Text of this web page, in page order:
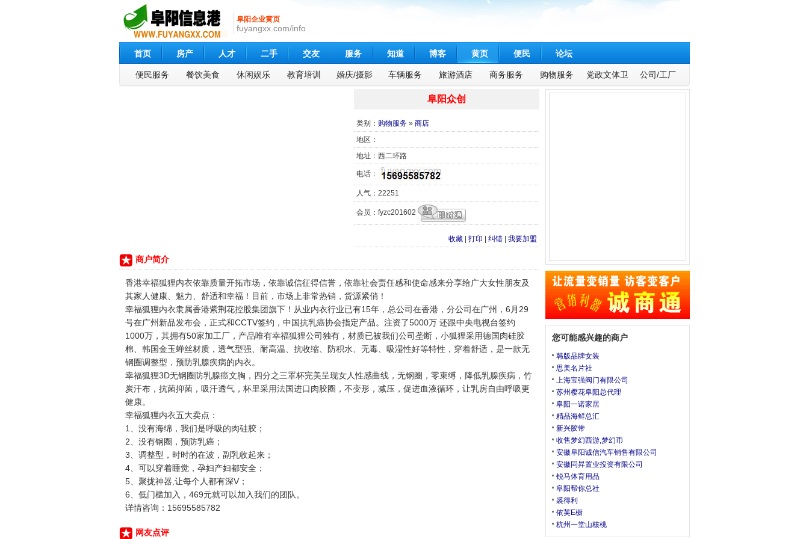
阜阳企业黄页
fuyangxx.com/info
首页 房产 人才 二手 交友 服务 知道 博客 黄页 便民 论坛
便民服务 餐饮美食 休闲娱乐 教育培训 婚庆/摄影 车辆服务 旅游酒店 商务服务 购物服务 党政文体卫 公司/工厂
阜阳众创
类别： 购物服务 » 商店
地区：
地址：西二环路
电话：
人气：22251
会员：fyzc201602
收藏 打印 纠错 我要加盟
商户简介
香港幸福狐狸内衣依靠质量开拓市场，依靠诚信征得信誉，依靠社会责任感和使命感来分享给广大女性朋友及
其家人健康、魅力、舒适和幸福！目前，市场上非常热销，货源紧俏！
幸福狐狸内衣隶属香港紫荆花控股集团旗下！从业内衣行业已有15年，总公司在香港，分公司在广州，6月29
号在广州新品发布会，正式和CCTV签约，中国抗乳癌协会指定产品。注资了5000万 还跟中央电视台签约
1000万，其拥有50家加工厂，产品唯有幸福狐狸公司独有，材质已被我们公司垄断，小狐狸采用德国肉硅胶
棉、韩国金玉蝉丝材质，透气型强、耐高温、抗收缩、防积水、无毒、吸湿性好等特性，穿着舒适，是一款无
钢圈调整型，预防乳腺疾病的内衣。
幸福狐狸3D无钢圈防乳腺癌文胸，四分之三罩杯完美呈现女人性感曲线，无钢圈，零束缚，降低乳腺疾病，竹
炭汗布，抗菌抑菌，吸汗透气，杯里采用法国进口肉胶圈，不变形，减压，促进血液循环，让乳房自由呼吸更
健康。
幸福狐狸内衣五大卖点：
1、没有海绵，我们是呼吸的肉硅胶；
2、没有钢圈，预防乳癌；
3、调整型，时时的在波，副乳收起来；
4、可以穿着睡觉，孕妇产妇都安全；
5、聚拢神器,让每个人都有深V；
6、低门槛加入，469元就可以加入我们的团队。
详情咨询：15695585782
网友点评
您可能感兴趣的商户
韩版品牌女装
思美名片社
上海宝强阀门有限公司
苏州樱花阜阳总代理
阜阳一诺家居
精品海鲜总汇
新兴胶带
收售梦幻西游,梦幻币
安徽阜阳诚信汽车销售有限公司
安徽同昇置业投资有限公司
锐马体育用品
阜阳帮你总社
裘得利
依芙E橱
杭州一堂山核桃